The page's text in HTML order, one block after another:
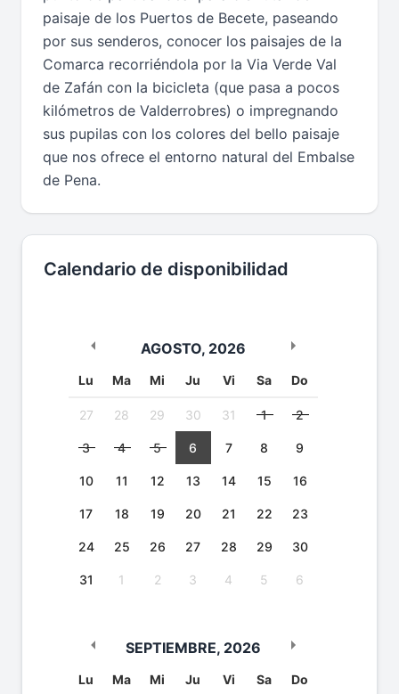
paisaje de los Puertos de Becete, paseando
por sus senderos, conocer los paisajes de la
Comarca recorriéndola por la Via Verde Val
de Zafán con la bicicleta (que pasa a pocos
kilómetros de Valderrobres) o impregnando
sus pupilas con los colores del bello paisaje
que nos ofrece el entorno natural del Embalse
de Pena.
Calendario de disponibilidad
AGOSTO, 2026
Lu Ma Mi Ju Vi Sa Do
27 28 29 30 31 1 2
3 4 5 6 7 8 9
10 11 12 13 14 15 16
17 18 19 20 21 22 23
24 25 26 27 28 29 30
31 1 2 3 4 5 6
SEPTIEMBRE, 2026
Lu Ma Mi Ju Vi Sa Do